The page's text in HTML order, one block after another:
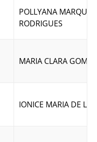
POLLYANA MARQUES
RODRIGUES
MARIA CLARA
IONICE MARIA DE